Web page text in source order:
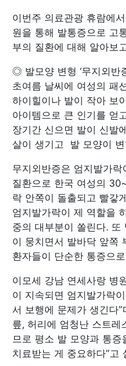
이번주 의료관광 휴람에
원을 통해 발통증으로 고
부의 질환에 대해 알아보
◎ 발모양 변형 ‘무지외반
초여름 날씨에 여성의 패
하이힐이나 발이 작아 보
아이템으로 큰 인기를 얻
장기간 신으면 발이 신발
살이 생기고 발 모양이
무지외반증은 엄지발가
질환으로 한국 여성의
락 안쪽이 돌출되고 빨갛
엄지발가락이 제 역할을
중의 대부분이 쏠린다. 또
이 뭉치면서 발바닥 앞쪽
환자들이 단순한 통증으
이모세 강남 연세사랑 병
이 지속되면 엄지발가락
서 보행에 문제가 생긴다
릎, 허리에 엄청난 스트
므로 평소 발 모양과 통증
치료받는 게 중요하다”고